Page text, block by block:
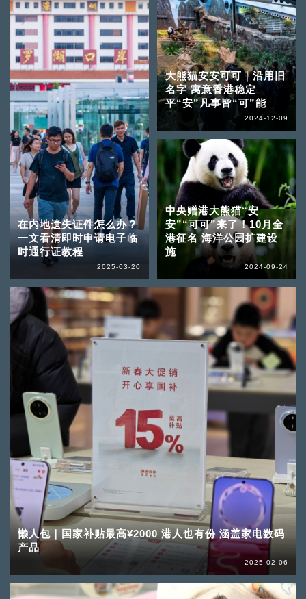
在内地遗失证件怎么办？
一文看清即时申请电子临
时通行证教程
2025-03-20
懒人包｜国家补贴最高¥2000 港人也有份 涵盖家电数码
产品
2025-02-06
大熊猫安安可可｜沿用旧
名字 寓意香港稳定
平“安”凡事皆“可”能
2024-12-09
中央赠港大熊猫“安
安”“可可”来了！10月全
港征名 海洋公园扩建设
施
2024-09-24